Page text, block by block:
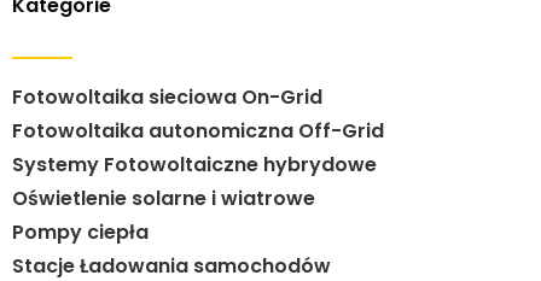
Fotowoltaika sieciowa On-Grid
Fotowoltaika autonomiczna Off-Grid
Systemy Fotowoltaiczne hybrydowe
Oświetlenie solarne i wiatrowe
Pompy ciepła
Stacje Ładowania samochodów